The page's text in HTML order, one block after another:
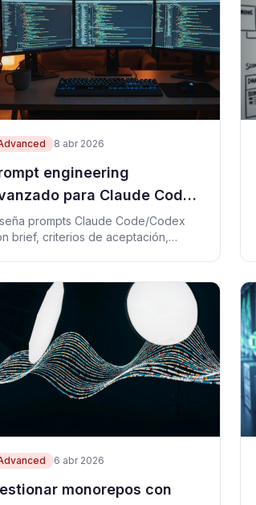
8 abr 2026
engineering
para Claude Code
briefs de tarea que
se pueden revisar
prompts Claude Code/Codex
brief, criterios de aceptación,
6 abr 2026
monorepos con